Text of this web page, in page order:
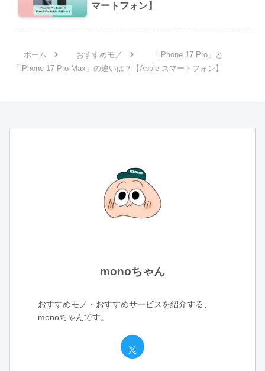
マートフォン】
ホーム おすすめモノ
「iPhone 17 Pro」と
「iPhone 17 Pro Max」の違いは？【Apple スマートフォン】
monoちゃん
おすすめモノ・おすすめサービスを紹介する、
monoちゃんです。